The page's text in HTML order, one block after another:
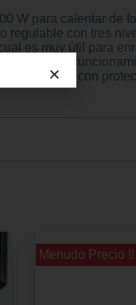
W para calentar de
regulable con tres
es muy útil para
modo de
seguridad con
¡¡ Menudo Precio !!